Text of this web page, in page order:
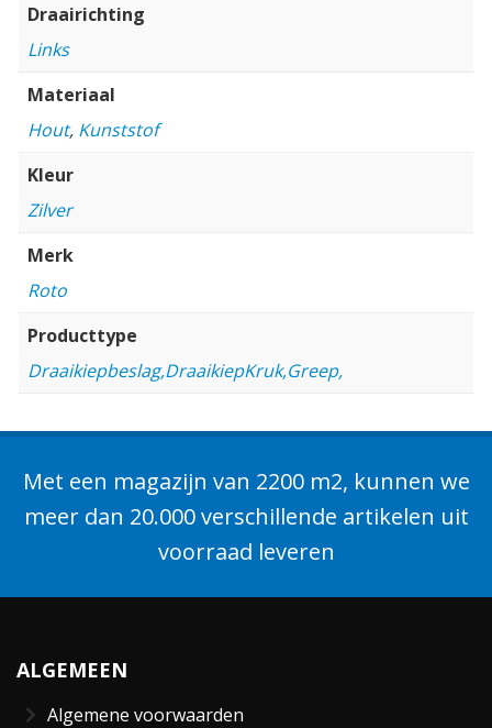
Draairichting
Links
Materiaal
Hout, Kunststof
Kleur
Zilver
Merk
Roto
Producttype
Draaikiepbeslag,DraaikiepKruk,Greep,
Met een magazijn van 2200 m2, kunnen we
meer dan 20.000 verschillende artikelen uit
voorraad leveren
ALGEMEEN
Algemene voorwaarden